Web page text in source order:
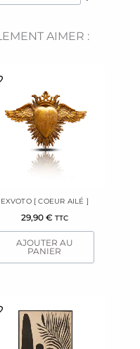
AIMER :
EXVOTO [ COEUR AILÉ ]
29,90 € TTC
AJOUTER AU
PANIER